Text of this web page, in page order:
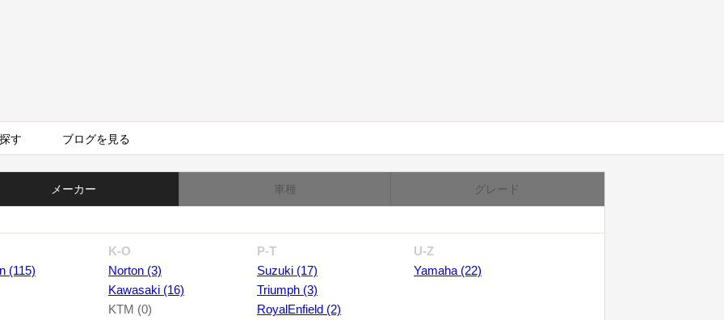
す ブログを見る
メーカー 車種 グレード
(115)
K-O
Norton (3)
Kawasaki (16)
KTM (0)
P-T
Suzuki (17)
Triumph (3)
RoyalEnfield (2)
U-Z
Yamaha (22)